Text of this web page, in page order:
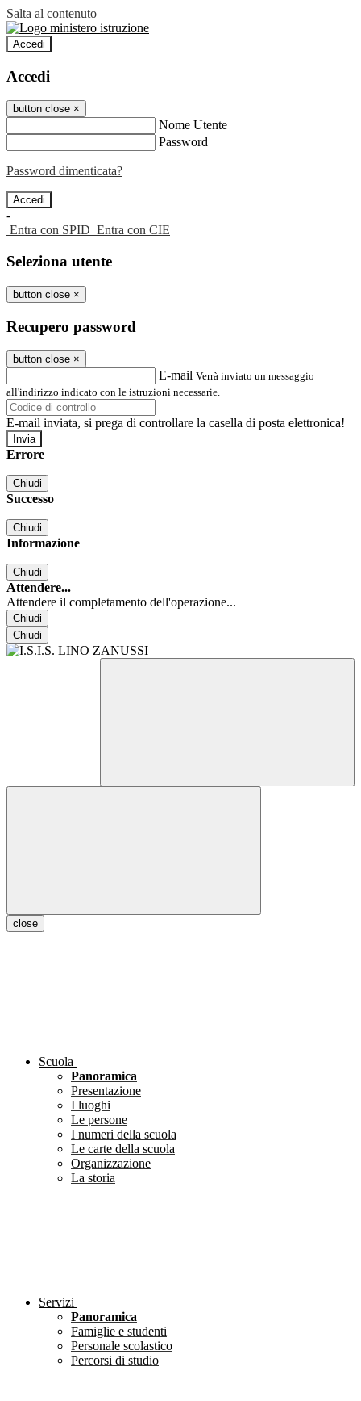
Salta al contenuto
Accedi
Accedi
button close ×
Nome Utente
Password
Password dimenticata?
-
Entra con SPID Entra con CIE
Seleziona utente
button close ×
Recupero password
button close ×
E-mail Verrà inviato un messaggio
all'indirizzo indicato con le istruzioni necessarie.
E-mail inviata, si prega di controllare la casella di posta elettronica!
Errore
Chiudi
Successo
Chiudi
Informazione
Chiudi
Attendere...
Attendere il completamento dell'operazione...
Chiudi
Chiudi
close
Scuola
Panoramica
Presentazione
I luoghi
Le persone
I numeri della scuola
Le carte della scuola
Organizzazione
La storia
Servizi
Panoramica
Famiglie e studenti
Personale scolastico
Percorsi di studio